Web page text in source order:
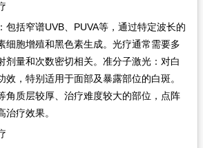
括窄谱UVB、PUVA等，通过特定波长的
细胞增殖和黑色素生成。光疗通常需要多
剂量和次数密切相关。准分子激光：对白
效，特别适用于面部及暴露部位的白斑。
角质层较厚、治疗难度较大的部位，点阵
疗效果。